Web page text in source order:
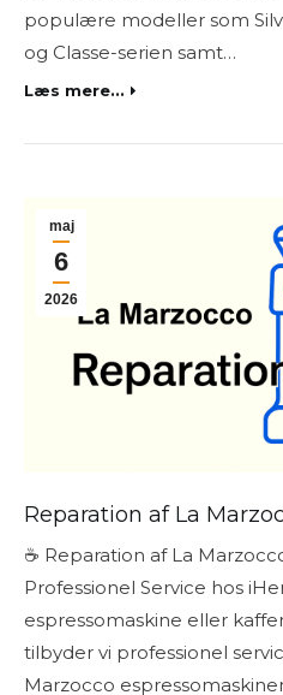
populære modeller som
og Classe-serien samt…
Læs mere...
maj
6
2026
Reparation af La
☕ Reparation af La
Professionel Service hos
espressomaskine eller
tilbyder vi professionel
Marzocco